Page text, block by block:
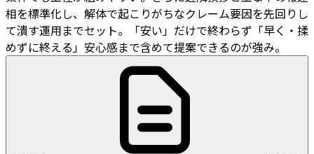
相を標準化し、解体で起こりがちなクレーム要因を先回りし
て潰す運用までセット。「安い」だけで終わらず「早く・揉
めずに終える」安心感まで含めて提案できるのが強み。